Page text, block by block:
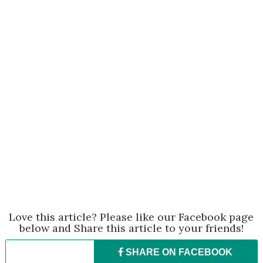
Love this article? Please like our Facebook page
below and Share this article to your friends!
SHARE ON FACEBOOK